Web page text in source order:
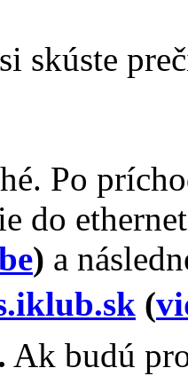
skúste
Po
do
) a
(
Ak budú